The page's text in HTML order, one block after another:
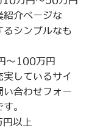
紹介ページな
るシンプルなも
～100万円
しているサイ
い合わせフォー
。
以上